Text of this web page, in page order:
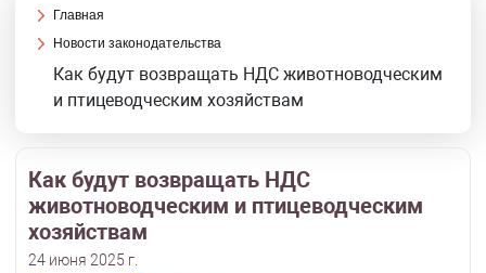
Главная
Новости законодательства
Как будут возвращать НДС животноводческим
и птицеводческим хозяйствам
Как будут возвращать НДС
животноводческим и птицеводческим
хозяйствам
24 июня 2025 г.